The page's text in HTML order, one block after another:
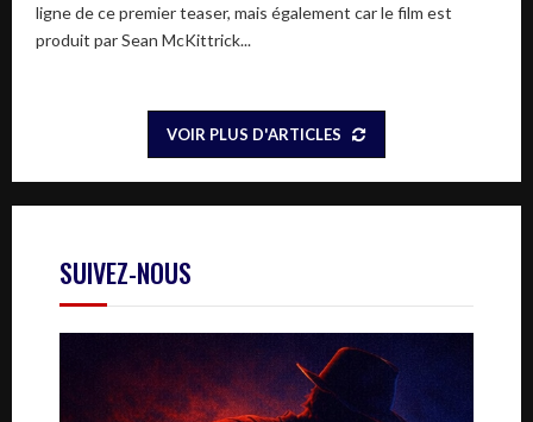
ligne de ce premier teaser, mais également car le film est
produit par Sean McKittrick...
VOIR PLUS D'ARTICLES
SUIVEZ-NOUS